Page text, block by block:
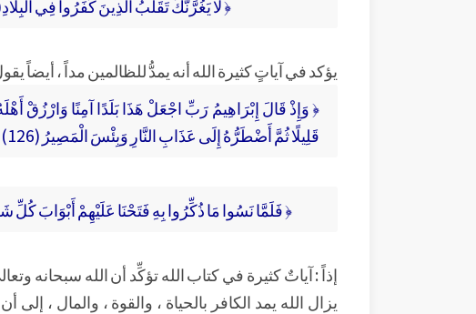
﴿ لَا يَغُرَّنَّكَ تَقَلُّبُ الَّذِينَ كَفَرُوا فِي الْبِلَادِ(196)مَتَاعٌ قَلِيلٌ ثُمَّ مَأْوَاهُمْ جَهَنَّمُ وَبِئْسَ الْمِهَادُ
يؤكد في آياتٍ كثيرة الله أنه يمدُّ للظالمين مداً ، أيضاً
﴿ وَإِذْ قَالَ إِبْرَاهِيمُ رَبِّ اجْعَلْ هَذَا بَلَدًا آمِنًا وَارْزُقْ
قَلِيلًا ثُمَّ أَضْطَرُّهُ إِلَى عَذَابِ النَّارِ وَبِئْسَ الْمَصِيرُ (126) ﴾
﴿ فَلَمَّا نَسُوا مَا ذُكِّرُوا بِهِ فَتَحْنَا عَلَيْهِمْ أَبْوَابَ كُلِّ
إذاً : آياتٌ كثيرة في كتاب الله تؤكِّد أن الله سبحانه
يزال الله يمد الكافر بالحياة ، والقوة ، والمال ،